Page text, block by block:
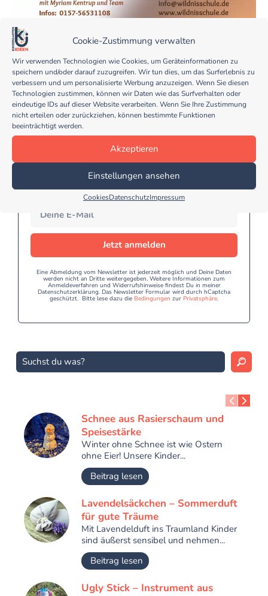
Cookie-Zustimmung verwalten
Wir verwenden Technologien wie Cookies, um Geräteinformationen zu
speichern und/oder darauf zuzugreifen. Wir tun dies, um das Surferlebnis zu
verbessern und um personalisierte Werbung anzuzeigen. Wenn Sie diesen
Technologien zustimmen, können wir Daten wie das Surfverhalten oder
eindeutige IDs auf dieser Website verarbeiten. Wenn Sie Ihre Zustimmung
nicht erteilen oder zurückziehen, können bestimmte Funktionen
beeinträchtigt werden.
Akzeptieren
Einstellungen ansehen
CookiesDatenschutzImpressum
Melde dich jetzt für meinen
kostenlosen Kindergarten Ideen
Newsletter an...
… und erhalte regelmäßig tolle und kreative Tipps
für deinen Kindergarten Alltag!
Jetzt anmelden
Eine Abmeldung vom Newsletter ist jederzeit möglich und Deine Daten
werden nicht an Dritte weitergegeben. Weitere Informationen zum
Anmeldeverfahren und Widerrufshinweise findest Du in meiner
Datenschutzerklärung. Das Newsletter Formular wird durch hCaptcha
geschützt. Bitte lese dazu die Bedingungen zur Privatsphäre.
Schnee aus Rasierschaum und
Speisestärke
Winter ohne Schnee ist wie Ostern
ohne Eier! Unsere Kinder...
Beitrag lesen
Lavendelsäckchen – Sommerduft
für gute Träume
Mit Lavendelduft ins Traumland Kinder
sind äußerst sensibel und nehmen...
Beitrag lesen
Ugly Stick – Instrument aus